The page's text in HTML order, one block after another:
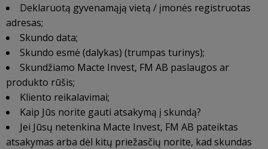
Deklaruotą gyvenamąją vietą / įmonės registruotas
adresas;
Skundo data;
Skundo esmė (dalykas) (trumpas turinys);
Skundžiamo Macte Invest, FM AB paslaugos ar
produkto rūšis;
Kliento reikalavimai;
Kaip Jūs norite gauti atsakymą į skundą?
Jei Jūsų netenkina Macte Invest, FM AB pateiktas
atsakymas arba dėl kitų priežasčių norite, kad skundas